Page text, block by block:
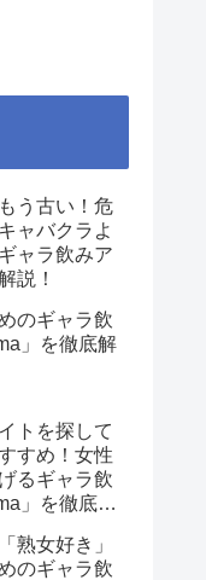
う古い！危
ャバクラよ
ャラ飲みア
説！
のギャラ飲
」を徹底解
トを探して
すめ！女性
るギャラ飲
」を徹底解
熟女好き」
のギャラ飲